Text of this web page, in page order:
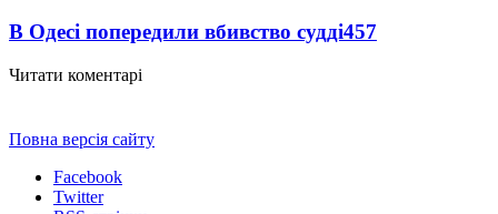
В Одесі попередили вбивство судді457
Читати коментарі
Повна версія сайту
Facebook
Twitter